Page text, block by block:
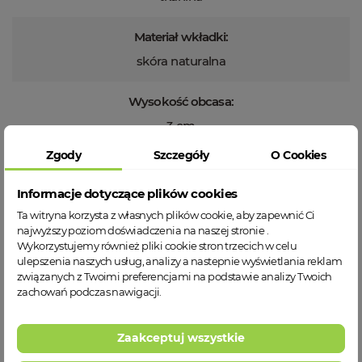
Materiał wkładki:
skóra naturalna
Wysokość obcasa:
3 cm
Wysokość całkowita:
11 cm
Technologie:
wyjmowane skórzane wkładki
Waga ( najmniejszy rozmiar ):
Zgody Szczegóły O Cookies
Informacje dotyczące plików cookies
Ta witryna korzysta z własnych plików cookie, aby zapewnić Ci
najwyższy poziom doświadczenia na naszej stronie .
Wykorzystujemy również pliki cookie stron trzecich w celu
ulepszenia naszych usług, analizy a nastepnie wyświetlania reklam
związanych z Twoimi preferencjami na podstawie analizy Twoich
zachowań podczas nawigacji.
Zaakceptuj wszystkie